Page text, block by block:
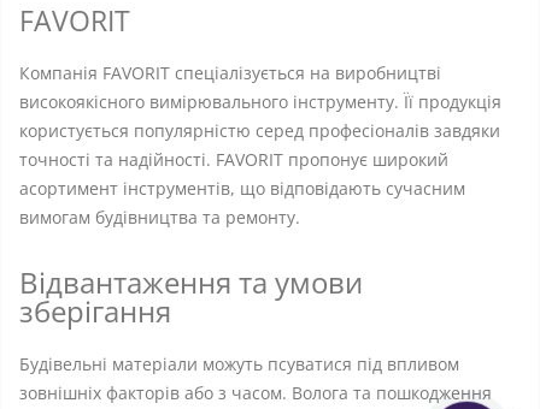
FAVORIT
Компанія FAVORIT спеціалізується на виробництві
високоякісного вимірювального інструменту. Її продукція
користується популярністю серед професіоналів завдяки
точності та надійності. FAVORIT пропонує широкий
асортимент інструментів, що відповідають сучасним
вимогам будівництва та ремонту.
Відвантаження та умови
зберігання
Будівельні матеріали можуть псуватися під впливом
зовнішніх факторів або з часом. Волога та пошкодження